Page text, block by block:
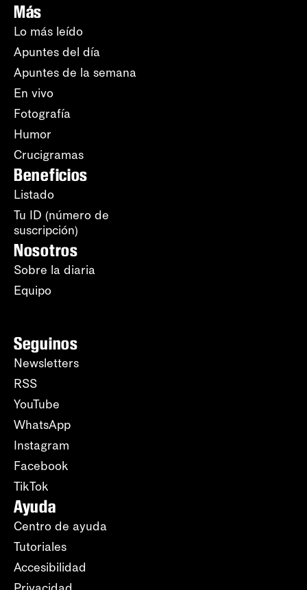
Más
Lo más leído
Apuntes del día
Apuntes de la semana
En vivo
Fotografía
Humor
Crucigramas
Beneficios
Listado
Tu ID (número de
suscripción)
Nosotros
Sobre la diaria
Equipo
Seguinos
Newsletters
RSS
YouTube
WhatsApp
Instagram
Facebook
TikTok
Ayuda
Centro de ayuda
Tutoriales
Accesibilidad